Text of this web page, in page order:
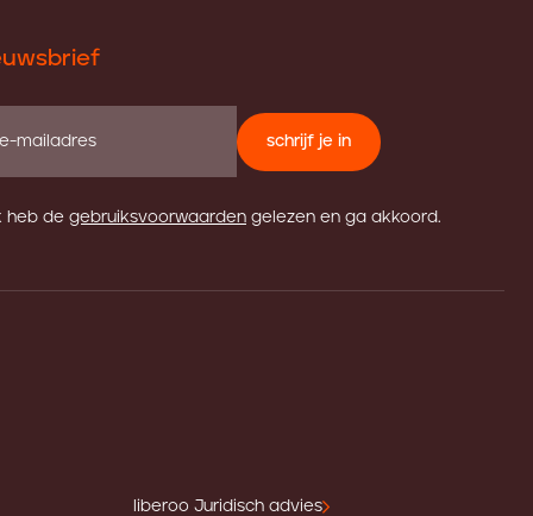
schrijf je in
heb de gebruiksvoorwaarden gelezen en ga akkoord.
liberoo Juridisch advies